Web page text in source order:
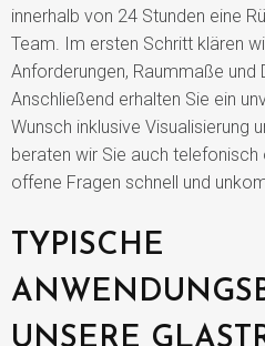
innerhalb von 24 Stunden eine
Team. Im ersten Schritt klären
Anforderungen, Raummaße und
Anschließend erhalten Sie ein
Wunsch inklusive Visualisierung
beraten wir Sie auch
offene Fragen schnell und
TYPISCHE
UNSERE